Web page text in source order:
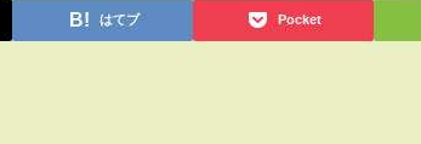
はてブ Pocket